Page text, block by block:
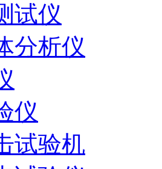
试仪
分析仪
仪
试验机